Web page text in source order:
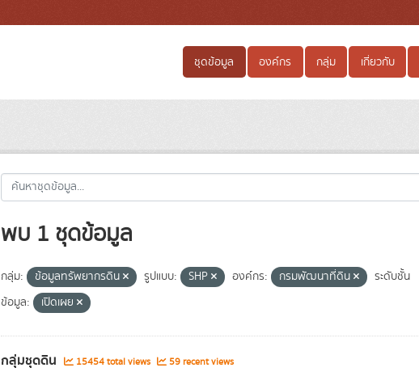
ชุดข้อมูล องค์กร กลุ่ม เกี่ยวกับ
พบ 1 ชุดข้อมูล
กลุ่ม: ข้อมูลทรัพยากรดิน รูปแบบ: SHP องค์กร: กรมพัฒนาที่ดิน
ระดับชั้น
ข้อมูล:
เปิดเผย
กลุ่มชุดดิน 15454 total views 59 recent views